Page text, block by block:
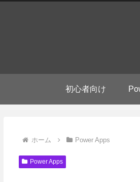
初心者向け
ホーム Power Apps
Power Apps